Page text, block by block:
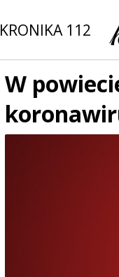
KRONIKA 112
W